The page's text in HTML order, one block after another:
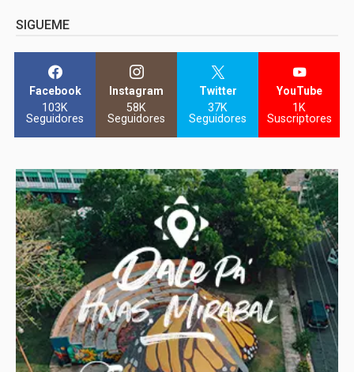
SIGUEME
Facebook
103K
Seguidores
Instagram
58K
Seguidores
Twitter
37K
Seguidores
YouTube
1K
Suscriptores